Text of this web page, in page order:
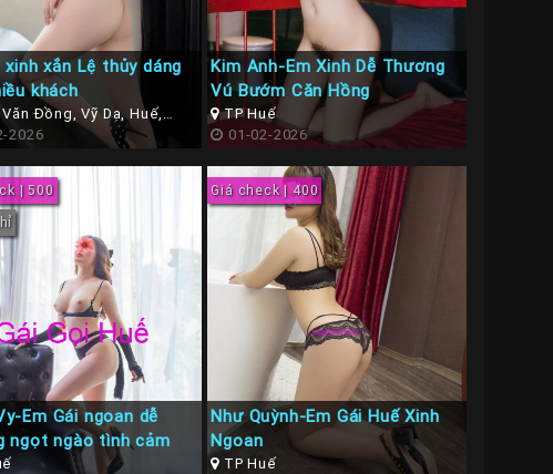
xinh xắn Lệ thủy dáng
khách
Đồng, Vỹ Dạ, Huế,
Huế
2026
Kim Anh-Em Xinh Dễ Thương
Vú Bướm Căn Hồng
TP Huế
01-02-2026
| 500
Em Gái ngoan dễ
ngọt ngào tình cảm
Giá check | 400
Như Quỳnh-Em Gái Huế Xinh
Ngoan
TP Huế